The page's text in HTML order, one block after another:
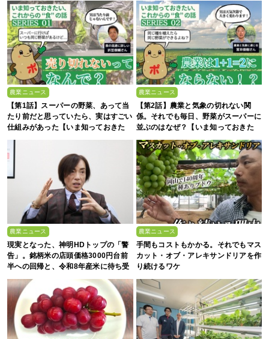
農業ニュース
【第1話】スーパーの野菜、あって当
たり前だと思っていたら、実はすごい
仕組みがあった【いま知っておきた
い、これからの”食”の話】
農業ニュース
【第2話】農業と気象の切れない関
係。それでも毎日、野菜がスーパーに
並ぶのはなぜ？【いま知っておきた
い、これからの”食”の話】
農業ニュース
現実となった、神明HDトップの「警
告」。銘柄米の店頭価格3000円台前
半への回帰と、令和8年産米に待ち受
農業ニュース
手間もコストもかかる。それでもマス
カット・オブ・アレキサンドリアを作
り続けるワケ